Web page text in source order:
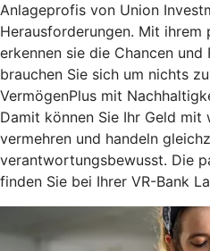
Anlageprofis von Union
Herausforderungen. Mit ihrem
erkennen sie die Chancen und
brauchen Sie sich um nichts
VermögenPlus mit
Damit können Sie Ihr Geld mit
vermehren und handeln
verantwortungsbewusst. Die
finden Sie bei Ihrer VR-Bank